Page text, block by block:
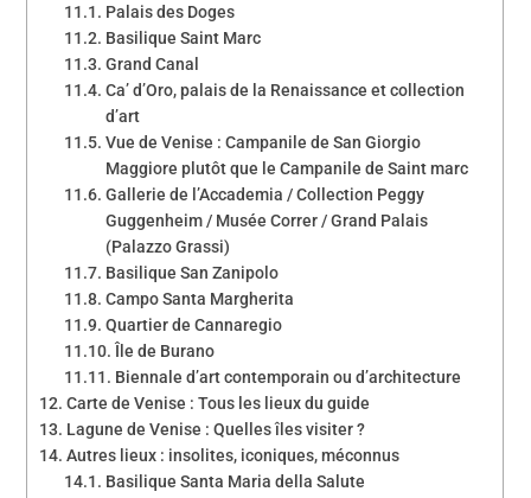
Palais des Doges
Basilique Saint Marc
Grand Canal
Ca’ d’Oro, palais de la Renaissance et collection
d’art
Vue de Venise : Campanile de San Giorgio
Maggiore plutôt que le Campanile de Saint marc
Gallerie de l’Accademia / Collection Peggy
Guggenheim / Musée Correr / Grand Palais
(Palazzo Grassi)
Basilique San Zanipolo
Campo Santa Margherita
Quartier de Cannaregio
Île de Burano
Biennale d’art contemporain ou d’architecture
Carte de Venise : Tous les lieux du guide
Lagune de Venise : Quelles îles visiter ?
Autres lieux : insolites, iconiques, méconnus
Basilique Santa Maria della Salute